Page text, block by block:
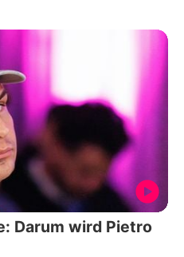
Darum wird Pietro